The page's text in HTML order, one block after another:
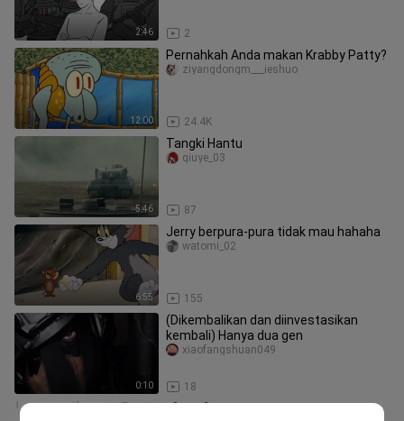
2:46 2
12:00
Pernahkah Anda makan Krabby Patty?
24.4K
ziyangdongm___ieshuo
5:46
Tangki Hantu
87
qiuye_03
6:55
Jerry berpura-pura tidak mau hahaha
155
watomi_02
0:10
(Dikembalikan dan diinvestasikan
kembali) Hanya dua gen
18
xiaofangshuan049